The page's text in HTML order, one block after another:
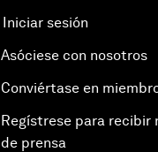
Iniciar sesión
Asóciese con nosotros
Conviértase en
Regístrese para recibir
de prensa